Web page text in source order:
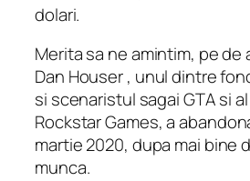
dolari.
Merita sa ne amintim, pe de
Dan Houser , unul dintre
si scenaristul sagai GTA si
Rockstar Games, a
martie 2020, dupa mai bine
munca.